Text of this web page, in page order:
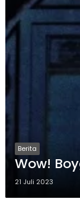
Berita
Wow!
21 Juli 2023